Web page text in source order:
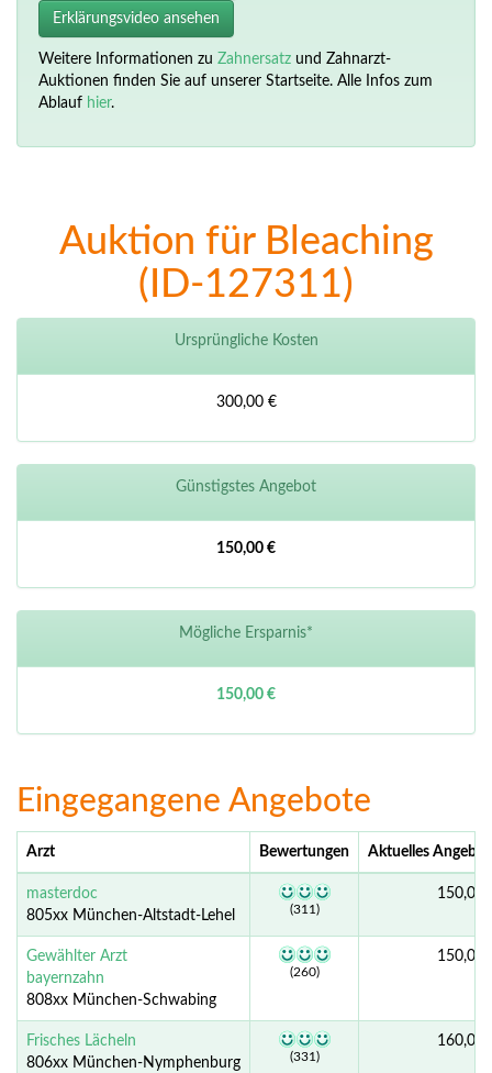
Erklärungsvideo ansehen
Weitere Informationen zu Zahnersatz und Zahnarzt-
Auktionen finden Sie auf unserer Startseite. Alle Infos zum
Ablauf hier.
Auktion für Bleaching
(ID-127311)
Ursprüngliche Kosten
300,00 €
Günstigstes Angebot
150,00 €
Mögliche Ersparnis*
150,00 €
Eingegangene Angebote
Arzt Bewertungen Aktuelles Angebot
masterdoc
805xx München-Altstadt-Lehel
(311)
150,00
Gewählter Arzt
bayernzahn
808xx München-Schwabing
(260)
150,00
Frisches Lächeln
806xx München-Nymphenburg
(331)
160,00